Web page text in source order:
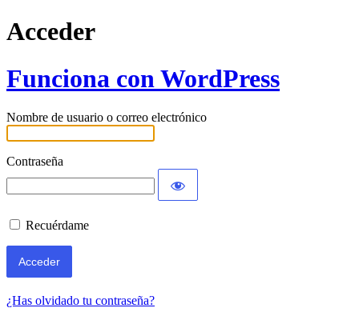
Acceder
Funciona con WordPress
Nombre de usuario o correo electrónico
Contraseña
Recuérdame
¿Has olvidado tu contraseña?